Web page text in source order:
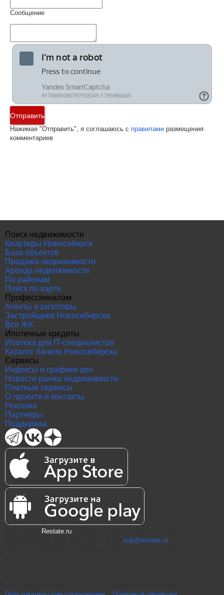
Сообщение
Отправить
Нажимая "Отправить", я соглашаюсь с правилами размещения
комментариев
Поиск недвижимости
Квартиры Новосибирск
База объектов
Продажа недвижимости
Аренда недвижимости
По районам
Поиск по карте
Профессионалам
Агенты и риэлторы
Застройщики Новосибирска
Все ЖК
Ипотечные кредиты
Ипотека для IT-специалистов
Каталог банков Новосибирска
Сервисы
Индексы и графики цен
Новости рынка недвижимости
Платные сервисы
О проекте и контакты
Реклама
Партнеры
Поддержка
Restate.ru
sup@restate.ru